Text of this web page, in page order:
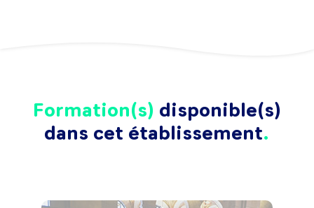
Formation(s) disponible(s)
dans cet établissement